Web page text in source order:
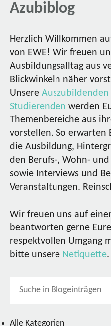
Azubiblog
Herzlich Willkommen
von EWE! Wir freuen
Ausbildungsalltag aus
Blickwinkeln näher
Unsere
Studierenden werden
Themenbereiche aus
vorstellen. So erwarten
die Ausbildung,
den Berufs-, Wohn-
sowie Interviews und
Veranstaltungen.
Wir freuen uns auf
beantworten gerne
respektvollen Umgang
bitte unsere Netiquette.
Alle Kategorien